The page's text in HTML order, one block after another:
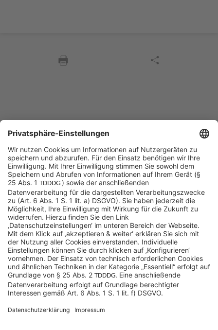
Sycor Kontakt
info@sycor.de
+49 551 490 0
©SYCOR GmbH
Impressum
Datenschutz
Cookies & Tracking